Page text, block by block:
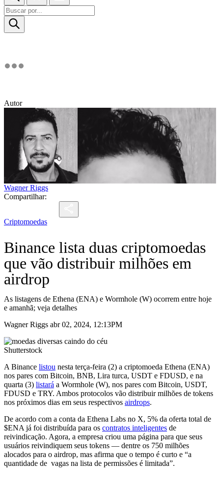
Autor
Wagner Riggs
Compartilhar:
Criptomoedas
Binance lista duas criptomoedas
que vão distribuir milhões em
airdrop
As listagens de Ethena (ENA) e Wormhole (W) ocorrem entre hoje
e amanhã; veja detalhes
Wagner Riggs abr 02, 2024, 12:13PM
Shutterstock
A Binance listou nesta terça-feira (2) a criptomoeda Ethena (ENA)
nos pares com Bitcoin, BNB, Lira turca, USDT e FDUSD, e na
quarta (3) listará a Wormhole (W), nos pares com Bitcoin, USDT,
FDUSD e TRY. Ambos protocolos vão distribuir milhões de tokens
nos próximos dias em seus respectivos airdrops.
De acordo com a conta da Ethena Labs no X, 5% da oferta total de
$ENA já foi distribuída para os contratos inteligentes de
reivindicação. Agora, a empresa criou uma página para que seus
usuários reivindiquem seus tokens — dentre os 750 milhões
alocados para o airdrop, mas afirma que o tempo é curto e “a
quantidade de vagas na lista de permissões é limitada”.